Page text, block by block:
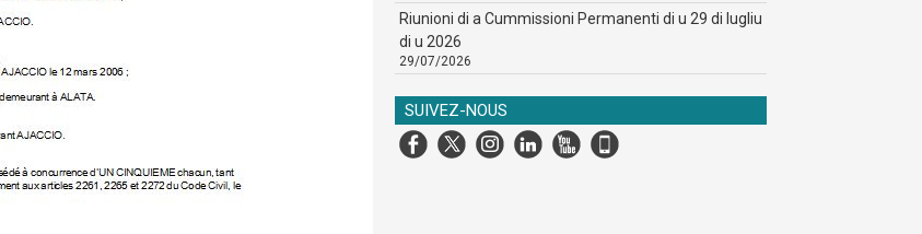
Riunioni di a Cummissioni Permanenti di u 29 di lugliu
di u 2026
29/07/2026
SUIVEZ-NOUS